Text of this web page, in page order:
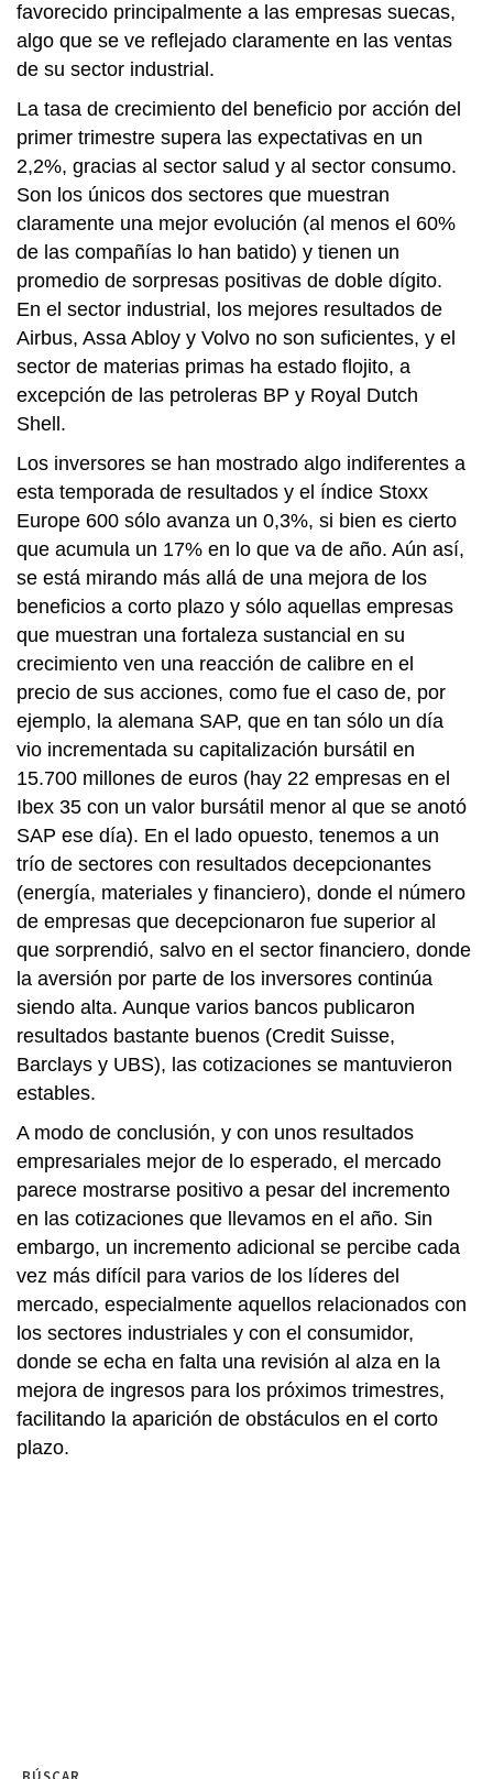
favorecido principalmente a las empresas suecas,
algo que se ve reflejado claramente en las ventas
de su sector industrial.
La tasa de crecimiento del beneficio por acción del
primer trimestre supera las expectativas en un
2,2%, gracias al sector salud y al sector consumo.
Son los únicos dos sectores que muestran
claramente una mejor evolución (al menos el 60%
de las compañías lo han batido) y tienen un
promedio de sorpresas positivas de doble dígito.
En el sector industrial, los mejores resultados de
Airbus, Assa Abloy y Volvo no son suficientes, y el
sector de materias primas ha estado flojito, a
excepción de las petroleras BP y Royal Dutch
Shell.
Los inversores se han mostrado algo indiferentes a
esta temporada de resultados y el índice Stoxx
Europe 600 sólo avanza un 0,3%, si bien es cierto
que acumula un 17% en lo que va de año. Aún así,
se está mirando más allá de una mejora de los
beneficios a corto plazo y sólo aquellas empresas
que muestran una fortaleza sustancial en su
crecimiento ven una reacción de calibre en el
precio de sus acciones, como fue el caso de, por
ejemplo, la alemana SAP, que en tan sólo un día
vio incrementada su capitalización bursátil en
15.700 millones de euros (hay 22 empresas en el
Ibex 35 con un valor bursátil menor al que se anotó
SAP ese día). En el lado opuesto, tenemos a un
trío de sectores con resultados decepcionantes
(energía, materiales y financiero), donde el número
de empresas que decepcionaron fue superior al
que sorprendió, salvo en el sector financiero, donde
la aversión por parte de los inversores continúa
siendo alta. Aunque varios bancos publicaron
resultados bastante buenos (Credit Suisse,
Barclays y UBS), las cotizaciones se mantuvieron
estables.
A modo de conclusión, y con unos resultados
empresariales mejor de lo esperado, el mercado
parece mostrarse positivo a pesar del incremento
en las cotizaciones que llevamos en el año. Sin
embargo, un incremento adicional se percibe cada
vez más difícil para varios de los líderes del
mercado, especialmente aquellos relacionados con
los sectores industriales y con el consumidor,
donde se echa en falta una revisión al alza en la
mejora de ingresos para los próximos trimestres,
facilitando la aparición de obstáculos en el corto
plazo.